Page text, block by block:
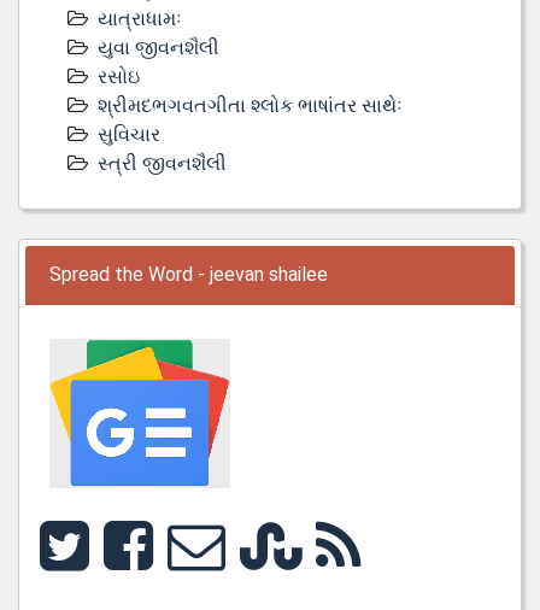
યાત્રાધામઃ
યુવા જીવનશૈલી
રસોઇ
શ્રીમદભગવતગીતા શ્લોક ભાષાંતર સાથેઃ
સુવિચાર
સ્ત્રી જીવનશૈલી
Spread the Word - jeevan shailee